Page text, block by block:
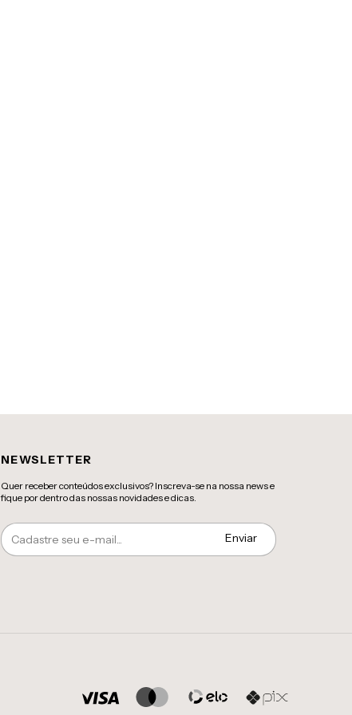
NEWSLETTER
Quer receber conteúdos exclusivos? Inscreva-se na nossa news e
fique por dentro das nossas novidades e dicas.